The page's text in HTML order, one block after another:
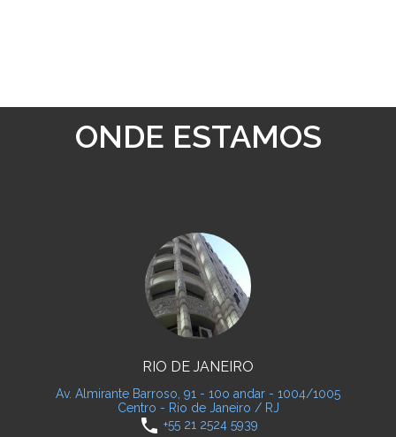
ONDE ESTAMOS
RIO DE JANEIRO
Av. Almirante Barroso, 91 - 10o andar - 1004/1005
Centro - Rio de Janeiro / RJ
phone +55 21 2524 5939